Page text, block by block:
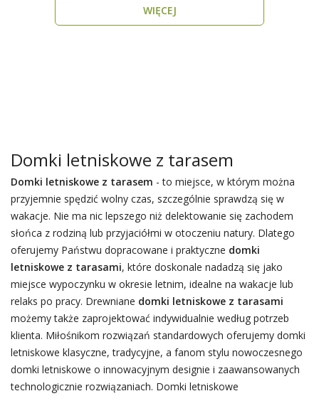
WIĘCEJ
Domki letniskowe z tarasem
Domki letniskowe z tarasem - to miejsce, w którym można
przyjemnie spędzić wolny czas, szczególnie sprawdzą się w
wakacje. Nie ma nic lepszego niż delektowanie się zachodem
słońca z rodziną lub przyjaciółmi w otoczeniu natury. Dlatego
oferujemy Państwu dopracowane i praktyczne domki
letniskowe z tarasami, które doskonale nadadzą się jako
miejsce wypoczynku w okresie letnim, idealne na wakacje lub
relaks po pracy. Drewniane domki letniskowe z tarasami
możemy także zaprojektować indywidualnie według potrzeb
klienta. Miłośnikom rozwiązań standardowych oferujemy domki
letniskowe klasyczne, tradycyjne, a fanom stylu nowoczesnego
domki letniskowe o innowacyjnym designie i zaawansowanych
technologicznie rozwiązaniach. Domki letniskowe